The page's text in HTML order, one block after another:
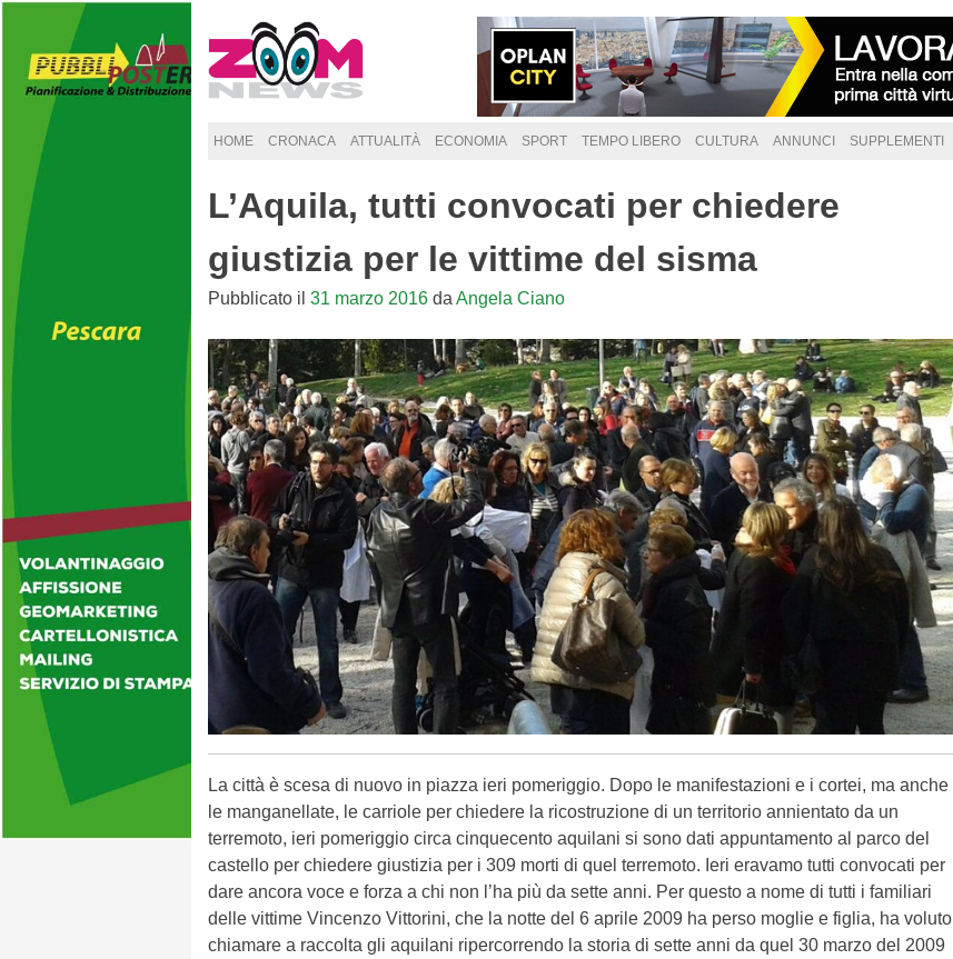
to
content
HOME CRONACA ATTUALITÀ ECONOMIA SPORT TEMPO LIBERO CULTURA ANNUNCI SUPPLEMENTI
L’Aquila, tutti convocati per chiedere
giustizia per le vittime del sisma
Pubblicato il 31 marzo 2016 da Angela Ciano
La città è scesa di nuovo in piazza ieri pomeriggio. Dopo le manifestazioni e i cortei, ma anche
le manganellate, le carriole per chiedere la ricostruzione di un territorio annientato da un
terremoto, ieri pomeriggio circa cinquecento aquilani si sono dati appuntamento al parco del
castello per chiedere giustizia per i 309 morti di quel terremoto. Ieri eravamo tutti convocati per
dare ancora voce e forza a chi non l’ha più da sette anni. Per questo a nome di tutti i familiari
delle vittime Vincenzo Vittorini, che la notte del 6 aprile 2009 ha perso moglie e figlia, ha voluto
chiamare a raccolta gli aquilani ripercorrendo la storia di sette anni da quel 30 marzo del 2009